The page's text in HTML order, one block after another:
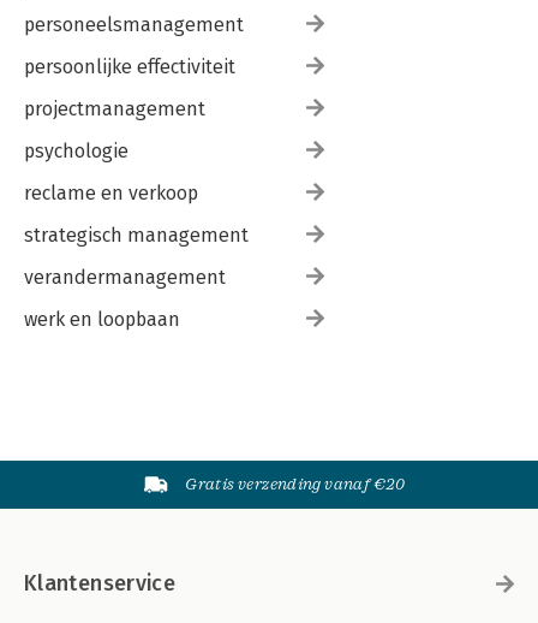
personeelsmanagement
persoonlijke effectiviteit
projectmanagement
psychologie
reclame en verkoop
strategisch management
verandermanagement
werk en loopbaan
Gratis verzending vanaf €20
Klantenservice